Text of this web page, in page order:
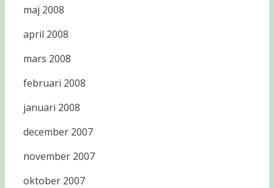
maj 2008
april 2008
mars 2008
februari 2008
januari 2008
december 2007
november 2007
oktober 2007